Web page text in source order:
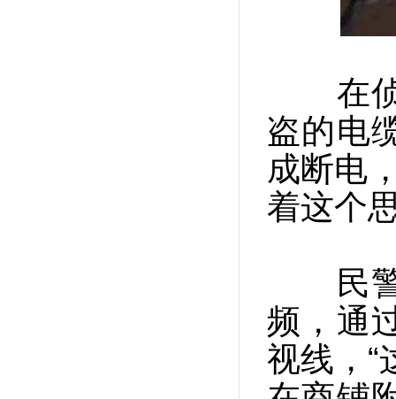
在侦
盗的电
成断电
着这个
民警
频，通
视线，“